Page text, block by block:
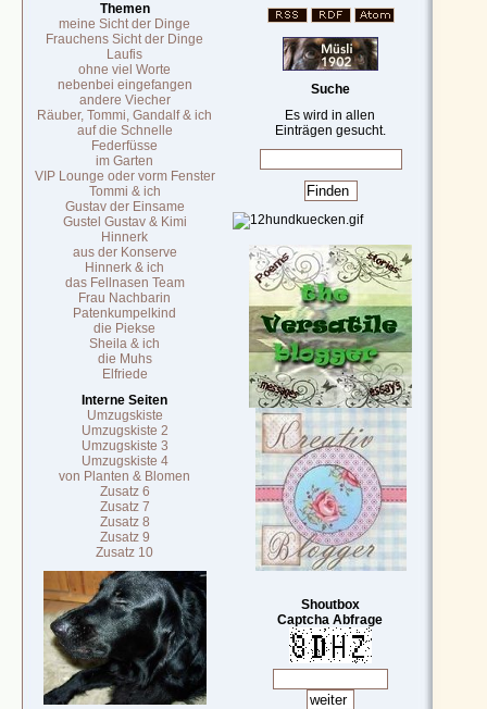
Themen
meine Sicht der Dinge
Frauchens Sicht der Dinge
Laufis
ohne viel Worte
nebenbei eingefangen
andere Viecher
Räuber, Tommi, Gandalf & ich
auf die Schnelle
Federfüsse
im Garten
VIP Lounge oder vorm Fenster
Tommi & ich
Gustav der Einsame
Gustel Gustav & Kimi
Hinnerk
aus der Konserve
Hinnerk & ich
das Fellnasen Team
Frau Nachbarin
Patenkumpelkind
die Piekse
Sheila & ich
die Muhs
Elfriede
Interne Seiten
Umzugskiste
Umzugskiste 2
Umzugskiste 3
Umzugskiste 4
von Planten & Blomen
Zusatz 6
Zusatz 7
Zusatz 8
Zusatz 9
Zusatz 10
Suche
Es wird in allen
Einträgen gesucht.
Shoutbox
Captcha Abfrage